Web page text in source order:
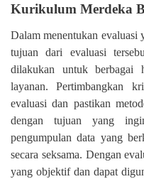
Kurikulum Merdeka
Dalam menentukan evaluasi
tujuan dari evaluasi
dilakukan untuk berbagai
layanan. Pertimbangkan
evaluasi dan pastikan
dengan tujuan yang
pengumpulan data yang
secara seksama. Dengan
yang objektif dan dapat